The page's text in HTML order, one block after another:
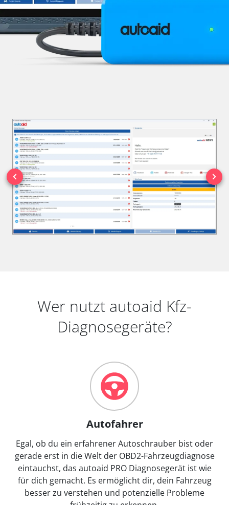
Wer nutzt autoaid Kfz-
Diagnosegeräte?
Autofahrer
Egal, ob du ein erfahrener Autoschrauber bist oder
gerade erst in die Welt der OBD2-Fahrzeugdiagnose
eintauchst, das autoaid PRO Diagnosegerät ist wie
für dich gemacht. Es ermöglicht dir, dein Fahrzeug
besser zu verstehen und potenzielle Probleme